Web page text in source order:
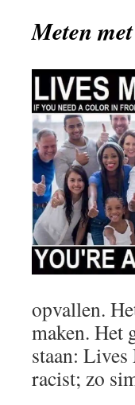
Meten
opvallen.
maken. Het
staan: Lives
racist; zo